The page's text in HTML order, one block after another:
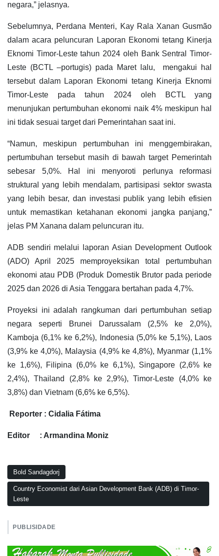
negara,” jelasnya.
Sebelumnya, Perdana Menteri, Kay Rala Xanan Gusmão
dalam acara peluncuran Laporan Ekonomi tetang Kinerja
Eknomi Timor-Leste tahun 2024 oleh Bank Sentral Timor-
Leste (BCTL –portugis) pada Maret lalu, mengakui hal
tersebut dalam Laporan Ekonomi tetang Kinerja Eknomi
Timor-Leste pada tahun 2024 oleh BCTL yang
menunjukan pertumbuhan ekonomi naik 4% meskipun hal
ini tidak sesuai target dari Pemerintahan saat ini.
“Namun, meskipun pertumbuhan ini menggembirakan,
pertumbuhan tersebut masih di bawah target Pemerintah
sebesar 5,0%. Hal ini menyoroti perlunya reformasi
struktural yang lebih mendalam, partisipasi sektor swasta
yang lebih besar, dan investasi publik yang lebih efisien
untuk memastikan ketahanan ekonomi jangka panjang,”
jelas PM Xanana dalam peluncuran itu.
ADB sendiri melalui laporan Asian Development Outlook
(ADO) April 2025 memproyeksikan total pertumbuhan
ekonomi atau PDB (Produk Domestik Brutor pada periode
2025 dan 2026 di Asia Tenggara bertahan pada 4,7%.
Proyeksi ini adalah rangkuman dari pertumbuhan setiap
negara seperti Brunei Darussalam (2,5% ke 2,0%),
Kamboja (6,1% ke 6,2%), Indonesia (5,0% ke 5,1%), Laos
(3,9% ke 4,0%), Malaysia (4,9% ke 4,8%), Myanmar (1,1%
ke 1,6%), Filipina (6,0% ke 6,1%), Singapore (2,6% ke
2,4%), Thailand (2,8% ke 2,9%), Timor-Leste (4,0% ke
3,8%) dan Vietnam (6,6% ke 6,5%).
Reporter : Cidalia Fátima
Editor : Armandina Moniz
Bold Sandagdorj
Country Economist dari Asian Development Bank (ADB) di Timor-
Leste
PUBLISIDADE